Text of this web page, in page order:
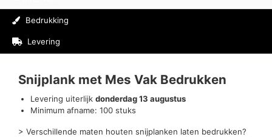
Bedrukking
Levering
Snijplank met Mes Vak Bedrukken
Levering uiterlijk donderdag 13 augustus
Minimum afname: 100 stuks
> Verschillende maten houten snijplanken laten bedrukken?